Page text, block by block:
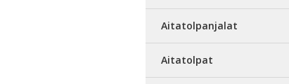
Aitatolpanjalat
Aitatolpat